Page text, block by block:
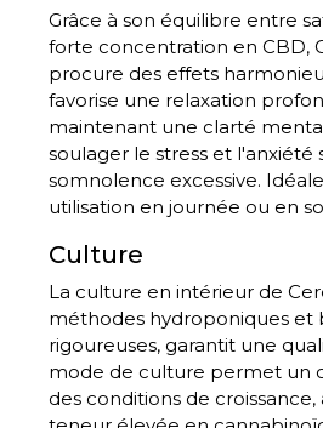
Grâce à son équilibre entre
forte concentration en CBD,
procure des effets
favorise une relaxation
maintenant une clarté
soulager le stress et l'anxiété
somnolence excessive.
utilisation en journée ou en
Culture
La culture en intérieur de
méthodes hydroponiques et
rigoureuses, garantit une
mode de culture permet un
des conditions de croissance,